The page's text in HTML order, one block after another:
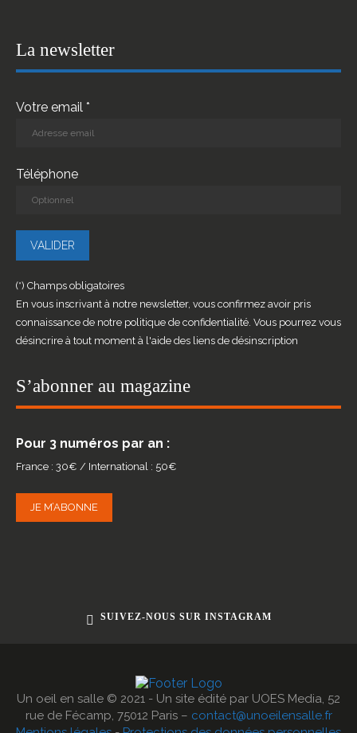
La newsletter
Votre email *
Téléphone
(*) Champs obligatoires
En vous inscrivant à notre newsletter, vous confirmez avoir pris
connaissance de notre politique de confidentialité. Vous pourrez vous
désincrire à tout moment à l'aide des liens de désinscription
S’abonner au magazine
Pour 3 numéros par an :
France : 30€ / International : 50€
JE M’ABONNE
SUIVEZ-NOUS SUR INSTAGRAM
Un oeil en salle © 2021 - Un site édité par UOES Media, 52
rue de Fécamp, 75012 Paris – contact@unoeilensalle.fr